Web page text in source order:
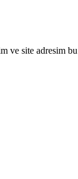
ve site adresim